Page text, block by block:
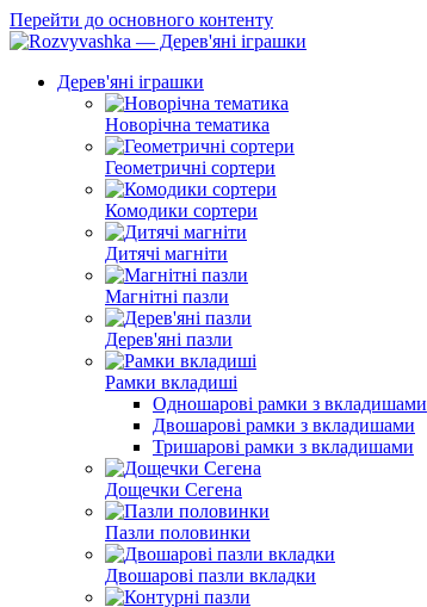
Перейти до основного контенту
Дерев'яні іграшки
Новорічна тематика
Геометричні сортери
Комодики сортери
Дитячі магніти
Магнітні пазли
Дерев'яні пазли
Рамки вкладиші
Одношарові рамки з вкладишами
Двошарові рамки з вкладишами
Тришарові рамки з вкладишами
Дощечки Сегена
Пазли половинки
Двошарові пазли вкладки